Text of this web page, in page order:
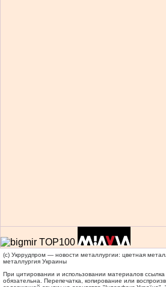
(c) Укррудпром — новости металлургии: цветная
металлургия Украины
При цитировании и использовании материалов
обязательна. Перепечатка, копирование или